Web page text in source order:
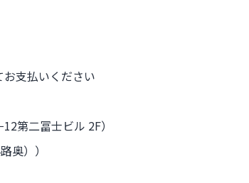
支払いください
第二冨士ビル 2F）
奥））